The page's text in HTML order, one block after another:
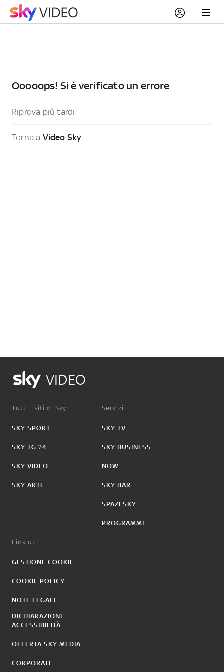
Ooooops! Si è verificato un errore
Riprova più tardi
Torna a Video Sky
VIDEO
Tutti i siti di Sky:
SKY SPORT
SKY TG 24
SKY VIDEO
SKY ARTE
Servizi:
SKY TV
SKY BUSINESS
NOW
SKY BAR
SPAZI SKY
PROGRAMMI
Link utili:
GESTIONE COOKIE
COOKIE POLICY
NOTE LEGALI
DICHIARAZIONE
ACCESSIBILITÀ
OFFERTA SKY MEDIA
CORPORATE